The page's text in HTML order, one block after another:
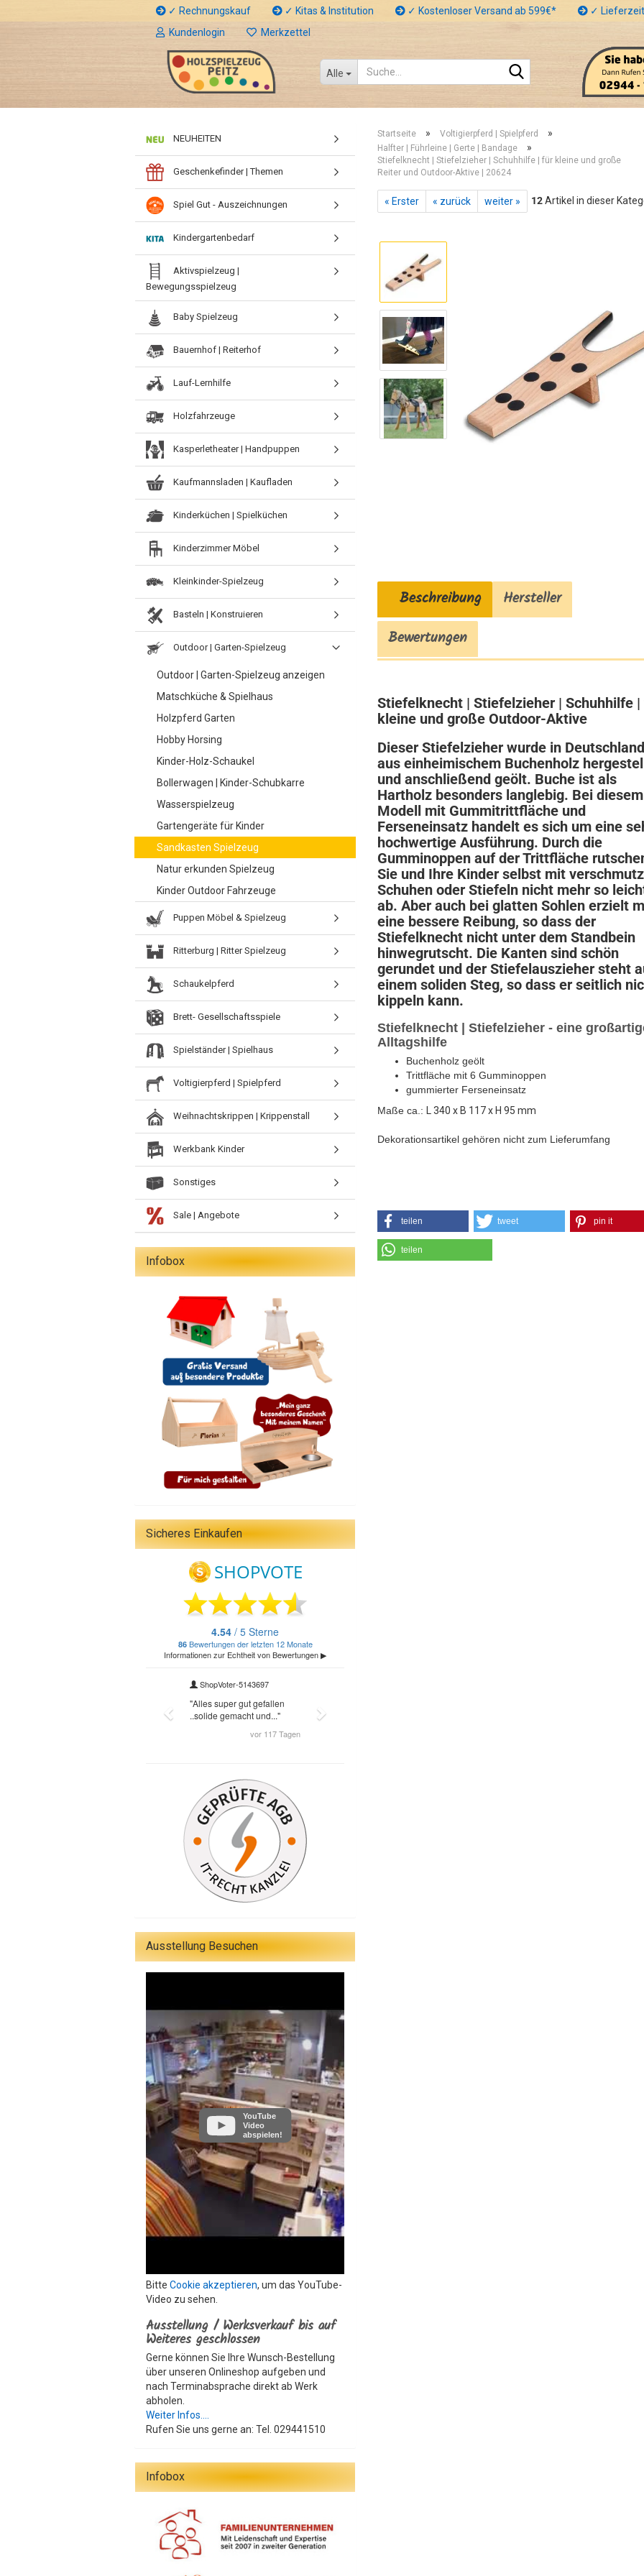
✓ Rechnungskauf ✓ Kitas & Institution ✓ Kostenloser Versand ab 599€* ✓
Kundenlogin
Merkzettel
Alle
Startseite » Voltigierpferd | Spielpferd »
Halfter | Führleine | Gerte | Bandage »
Stiefelknecht | Stiefelzieher | Schuhhilfe | für kleine und große
Reiter und Outdoor-Aktive | 20624
« Erster « zurück weiter » 12Artikel in dieser
Beschreibung
Hersteller
Bewertungen
Stiefelknecht | Stiefelzieher | Schuhhilfe
kleine und große Outdoor-Aktive
Dieser Stiefelzieher wurde in Deutschland
aus einheimischem Buchenholz
und anschließend geölt. Buche ist als
Hartholz besonders langlebig. Bei diesem
Modell mit Gummitrittfläche und
Ferseneinsatz handelt es sich um eine
hochwertige Ausführung. Durch die
Gumminoppen auf der Trittfläche
Sie und Ihre Kinder selbst mit
Schuhen oder Stiefeln nicht mehr so
ab. Aber auch bei glatten Sohlen erzielt
eine bessere Reibung, so dass der
Stiefelknecht nicht unter dem Standbein
hinwegrutscht. Die Kanten sind schön
gerundet und der Stiefelauszieher steht
einem soliden Steg, so dass er seitlich
kippeln kann.
Stiefelknecht | Stiefelzieher - eine
Alltagshilfe
Buchenholz geölt
Trittfläche mit 6 Gumminoppen
gummierter Ferseneinsatz
Maße ca.:
L 340 x B 117 x H 95 mm
Dekorationsartikel gehören nicht zum Lieferumfang
teilen tweet pin it
teilen
NEUHEITEN
Geschenkefinder | Themen
Spiel Gut - Auszeichnungen
Kindergartenbedarf
Aktivspielzeug |
Bewegungsspielzeug
Baby Spielzeug
Bauernhof | Reiterhof
Lauf-Lernhilfe
Holzfahrzeuge
Kasperletheater | Handpuppen
Kaufmannsladen | Kaufladen
Kinderküchen | Spielküchen
Kinderzimmer Möbel
Kleinkinder-Spielzeug
Basteln | Konstruieren
Outdoor | Garten-Spielzeug
Outdoor | Garten-Spielzeug anzeigen
Matschküche & Spielhaus
Holzpferd Garten
Hobby Horsing
Kinder-Holz-Schaukel
Bollerwagen | Kinder-Schubkarre
Wasserspielzeug
Gartengeräte für Kinder
Sandkasten Spielzeug
Natur erkunden Spielzeug
Kinder Outdoor Fahrzeuge
Puppen Möbel & Spielzeug
Ritterburg | Ritter Spielzeug
Schaukelpferd
Brett- Gesellschaftsspiele
Spielständer | Spielhaus
Voltigierpferd | Spielpferd
Weihnachtskrippen | Krippenstall
Werkbank Kinder
Sonstiges
Sale | Angebote
Infobox
Sicheres Einkaufen
Ausstellung Besuchen
YouTube
Video
abspielen!
Bitte Cookie akzeptieren, um das YouTube-
Video zu sehen.
Ausstellung / Werksverkauf bis auf
Weiteres geschlossen
Gerne können Sie Ihre Wunsch-Bestellung
über unseren Onlineshop aufgeben und
nach Terminabsprache direkt ab Werk
abholen.
Weiter Infos....
Rufen Sie uns gerne an: Tel. 029441510
Infobox